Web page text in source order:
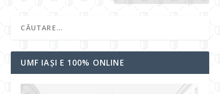
UMF IAȘI E 100% ONLINE